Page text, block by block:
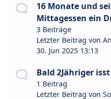
16 Monate und
Mittagessen ein
3 Beiträge
Letzter Beitrag von
30. Jun 2025 13:13
Bald 2Jähriger
1 Beitrag
Letzter Beitrag von